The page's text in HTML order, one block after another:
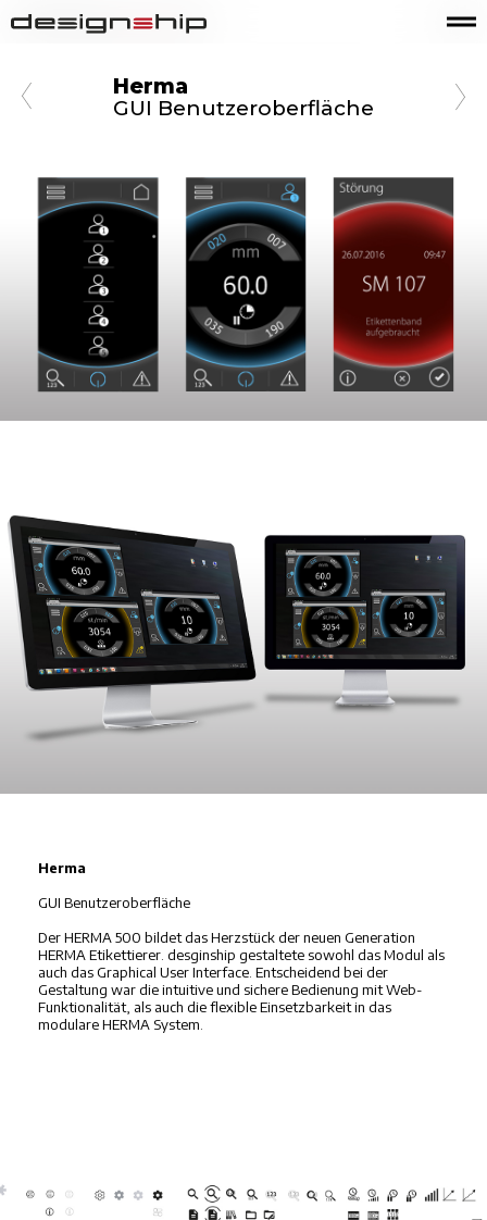
Herma
GUI Benutzeroberfläche
Herma
GUI Benutzeroberfläche
Der HERMA 500 bildet das Herzstück der neuen Generation
HERMA Etikettierer. desginship gestaltete sowohl das Modul als
auch das Graphical User Interface. Entscheidend bei der
Gestaltung war die intuitive und sichere Bedienung mit Web-
Funktionalität, als auch die flexible Einsetzbarkeit in das
modulare HERMA System.